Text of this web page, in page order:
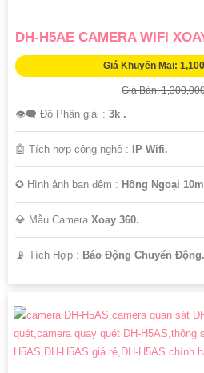
DH-H5AE CAMERA WIFI
Giá Khuyến Mại:
Giá Bán:
👁️‍🗨 Độ Phân giải : 3k .
🤖️ Tích hợp công nghệ : IP Wifi.
✪ Hình ảnh ban đêm : Hồng Ngoại
💎 Mẫu Camera Xoay 360.
️📡 Tích Hợp : Báo Động Chuyển Động.